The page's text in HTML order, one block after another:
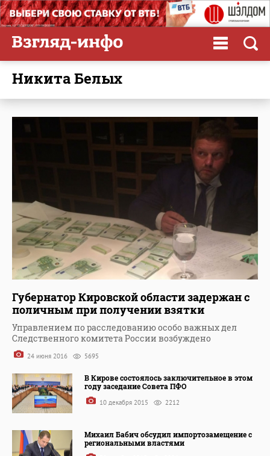
Никита Белых
Губернатор Кировской области задержан с
поличным при получении взятки
Управлением по расследованию особо важных дел
Следственного комитета России возбуждено
24 июня 2016 5695
В Кирове состоялось заключительное в этом
году заседание Совета ПФО
10 декабря 2015 2212
Михаил Бабич обсудил импортозамещение с
региональными властями